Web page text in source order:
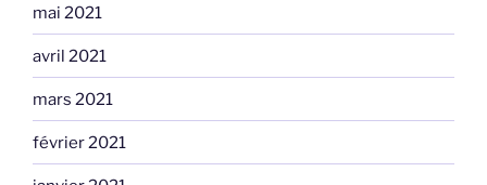
mai 2021
avril 2021
mars 2021
février 2021